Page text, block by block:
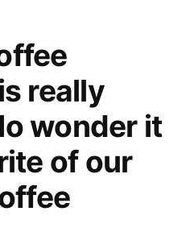
really
wonder it
of our